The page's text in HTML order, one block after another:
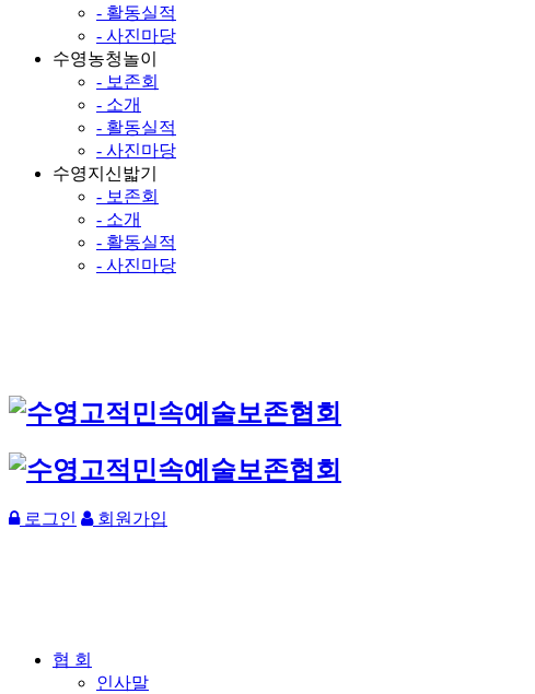
- 활동실적
- 사진마당
수영농청놀이
- 보존회
- 소개
- 활동실적
- 사진마당
수영지신밟기
- 보존회
- 소개
- 활동실적
- 사진마당
로그인 회원가입
협 회
인사말